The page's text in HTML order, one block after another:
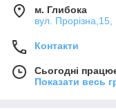
м. Глибока
вул. Прорізна,15,
Контакти
Сьогодні
Показати весь